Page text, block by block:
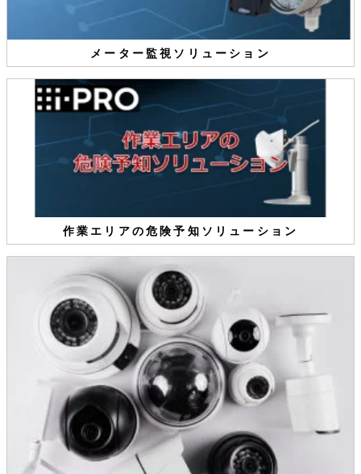
メーター監視ソリューション
作業エリアの危険予知ソリューション